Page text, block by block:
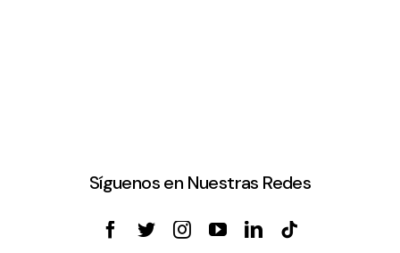
Síguenos en Nuestras Redes